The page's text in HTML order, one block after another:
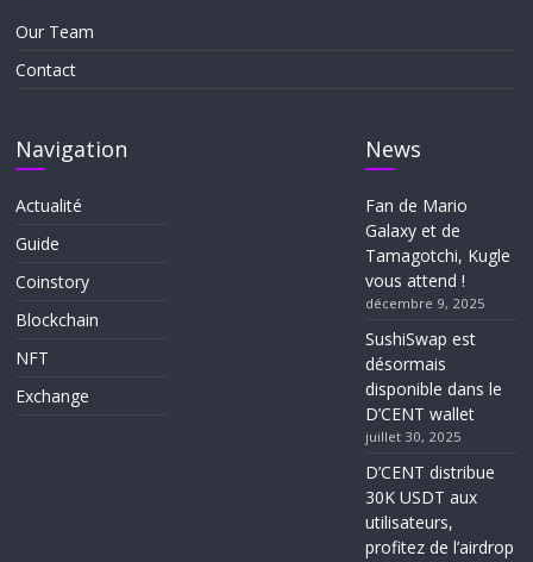
Our Team
Contact
Navigation
Actualité
Guide
Coinstory
Blockchain
NFT
Exchange
News
Fan de Mario
Galaxy et de
Tamagotchi, Kugle
vous attend !
décembre 9, 2025
SushiSwap est
désormais
disponible dans le
D’CENT wallet
juillet 30, 2025
D’CENT distribue
30K USDT aux
utilisateurs,
profitez de l’airdrop